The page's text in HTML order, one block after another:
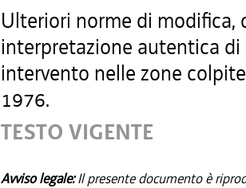
Ulteriori norme di modifica,
interpretazione autentica
intervento nelle zone
1976.
TESTO VIGENTE
Avviso legale:Il presente documento è